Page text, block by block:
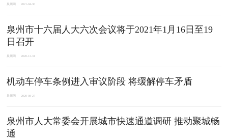
泉州网 2021-04-30
泉州市十六届人大六次会议将于2021年1月16日至19
日召开
泉州网 2020-12-31
​​机动车停车条例进入审议阶段 将缓解停车矛盾
泉州网 2020-08-27
泉州市人大常委会开展城市快速通道调研 推动聚城畅
通